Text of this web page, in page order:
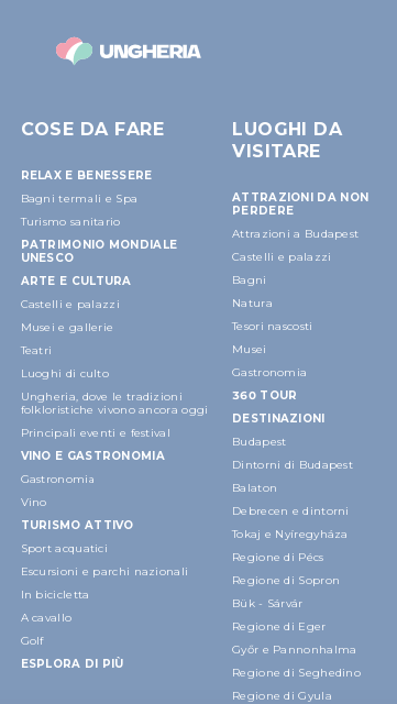
COSE DA FARE
RELAX E BENESSERE
Bagni termali e Spa
Turismo sanitario
PATRIMONIO MONDIALE
UNESCO
ARTE E CULTURA
Castelli e palazzi
Musei e gallerie
Teatri
Luoghi di culto
Ungheria, dove le tradizioni
folkloristiche vivono ancora oggi
Principali eventi e festival
VINO E GASTRONOMIA
Gastronomia
Vino
TURISMO ATTIVO
Sport acquatici
Escursioni e parchi nazionali
In bicicletta
A cavallo
Golf
ESPLORA DI PIÙ
LUOGHI DA
VISITARE
ATTRAZIONI DA NON
PERDERE
Attrazioni a Budapest
Castelli e palazzi
Bagni
Natura
Tesori nascosti
Musei
Gastronomia
360 TOUR
DESTINAZIONI
Budapest
Dintorni di Budapest
Balaton
Debrecen e dintorni
Tokaj e Nyíregyháza
Regione di Pécs
Regione di Sopron
Bük - Sárvár
Regione di Eger
Győr e Pannonhalma
Regione di Seghedino
Regione di Gyula